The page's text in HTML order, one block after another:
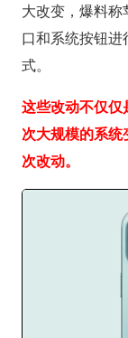
大改变，爆料
口和系统按钮
式。
这些改动不仅
次大规模的系
次改动。